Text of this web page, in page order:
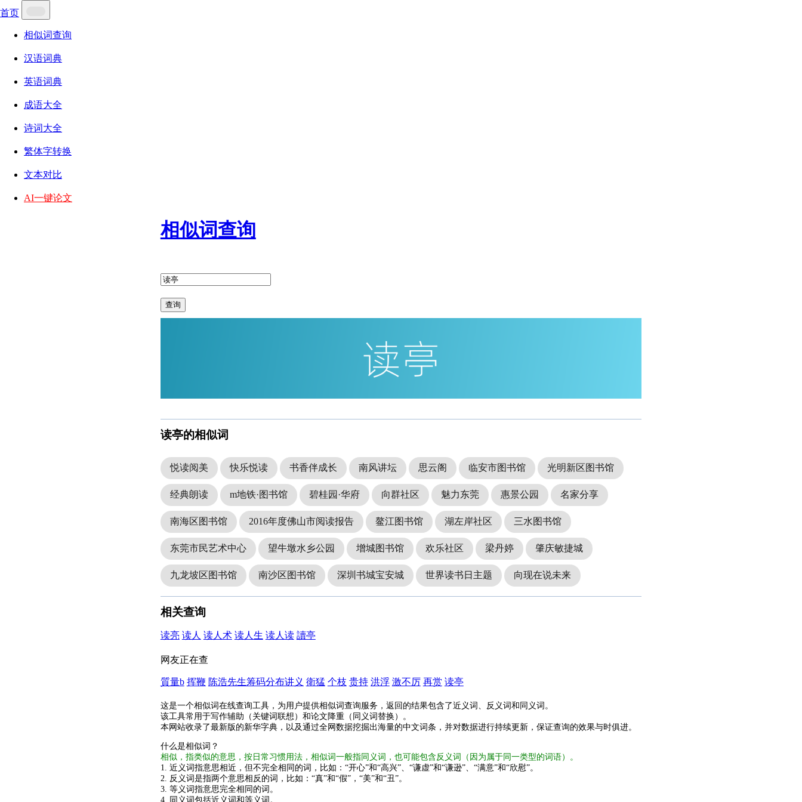
首页
相似词查询
汉语词典
英语词典
成语大全
诗词大全
繁体字转换
文本对比
AI一键论文
相似词查询
查询
读亭的相似词
悦读阅美 快乐悦读 书香伴成长 南风讲坛 思云阁 临安市图书馆 光明新区图书馆
经典朗读 m地铁·图书馆 碧桂园·华府 向群社区 魅力东莞 惠景公园 名家分享
南海区图书馆 2016年度佛山市阅读报告 鳌江图书馆 湖左岸社区 三水图书馆
东莞市民艺术中心 望牛墩水乡公园 增城图书馆 欢乐社区 梁丹婷 肇庆敏捷城
九龙坡区图书馆 南沙区图书馆 深圳书城宝安城 世界读书日主题 向现在说未来
相关查询
读亮 读人 读人术 读人生 读人读 讀亭
网友正在查
質量b 挥鞭 陈浩先生筹码分布讲义 衛猛 个枝 贵持 洪浮 激不厉 再赏 读亭
这是一个相似词在线查询工具，为用户提供相似词查询服务，返回的结果包含了近义词、反义词和同义词。
该工具常用于写作辅助（关键词联想）和论文降重（同义词替换）。
本网站收录了最新版的新华字典，以及通过全网数据挖掘出海量的中文词条，并对数据进行持续更新，保证查询的效果与时俱进。
什么是相似词？
相似，指类似的意思，按日常习惯用法，相似词一般指同义词，也可能包含反义词（因为属于同一类型的词语）。
1. 近义词指意思相近，但不完全相同的词，比如：“开心”和“高兴”、“谦虚”和“谦逊”、“满意”和“欣慰”。
2. 反义词是指两个意思相反的词，比如：“真”和“假”，“美”和“丑”。
3. 等义词指意思完全相同的词。
4. 同义词包括近义词和等义词。